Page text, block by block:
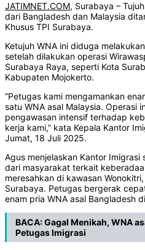
JATIMNET.COM, Surabaya –
dari Bangladesh dan Malaysia
Khusus TPI Surabaya.
Ketujuh WNA ini diduga
setelah dilakukan operasi
Surabaya Raya, seperti Kota
Kabupaten Mojokerto.
“Petugas kami mengamankan
satu WNA asal Malaysia. Operasi
pengawasan intensif terhadap
kerja kami,” kata Kepala Kantor
Jumat, 18 Juli 2025.
Agus menjelaskan Kantor Imigrasi
dari masyarakat terkait
meresahkan di kawasan
Surabaya. Petugas bergerak
enam pria WNA asal Bangladesh
BACA:Gagal Menikah, WNA
Petugas Imigrasi